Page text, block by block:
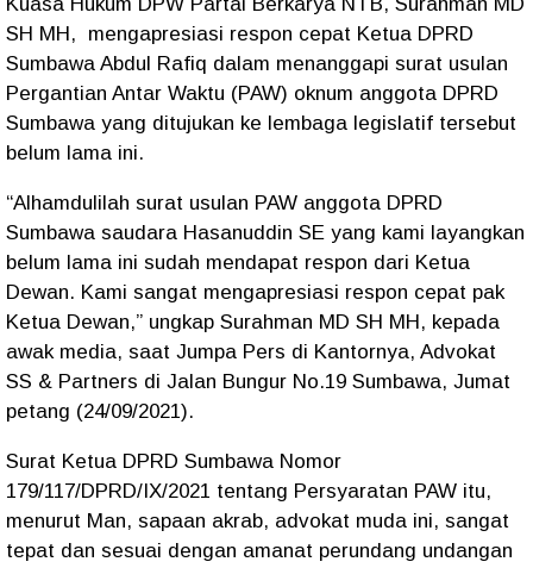
SH MH, mengapresiasi respon cepat Ketua DPRD
Sumbawa Abdul Rafiq dalam menanggapi surat usulan
Pergantian Antar Waktu (PAW) oknum anggota DPRD
Sumbawa yang ditujukan ke lembaga legislatif tersebut
belum lama ini.
“Alhamdulilah surat usulan PAW anggota DPRD
Sumbawa saudara Hasanuddin SE yang kami layangkan
belum lama ini sudah mendapat respon dari Ketua
Dewan. Kami sangat mengapresiasi respon cepat pak
Ketua Dewan,” ungkap Surahman MD SH MH, kepada
awak media, saat Jumpa Pers di Kantornya, Advokat
SS & Partners di Jalan Bungur No.19 Sumbawa, Jumat
petang (24/09/2021).
Surat Ketua DPRD Sumbawa Nomor
179/117/DPRD/IX/2021 tentang Persyaratan PAW itu,
menurut Man, sapaan akrab, advokat muda ini, sangat
tepat dan sesuai dengan amanat perundang undangan